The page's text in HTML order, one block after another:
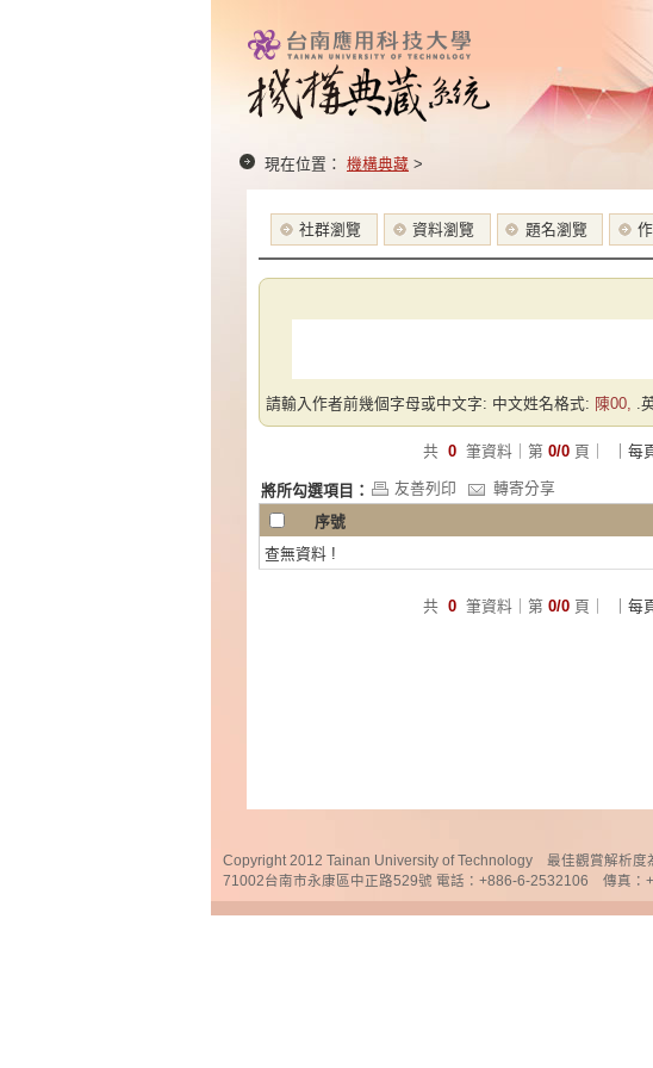
現在位置： 機構典藏 >
社群瀏覽 資料瀏覽 題名瀏覽
請輸入作者前幾個字母或中文字: 中文姓名格式: 陳00, .
共 0 筆資料｜第 0/0 頁｜ ｜每
將所勾選項目： 友善列印
轉寄分享
序號
查無資料 !
共 0 筆資料｜第 0/0 頁｜ ｜每
Copyright 2012 Tainan University of Technology 最佳觀賞解析度
71002台南市永康區中正路529號 電話：+886-6-2532106 傳真：